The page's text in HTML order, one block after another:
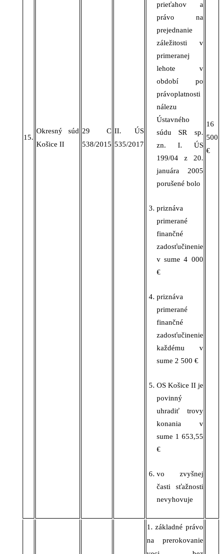
15.
Okresný súd
Košice II
29 C
538/2015
II. ÚS
535/2017
prieťahov a
právo na
prejednanie
záležitosti v
primeranej
lehote v
období po
právoplatnosti
nálezu
Ústavného
súdu SR sp.
zn. I. ÚS
199/04 z 20.
januára 2005
porušené bolo
priznáva
primerané
finančné
zadosťučinenie
v sume4 000
€
priznáva
primerané
finančné
zadosťučinenie
každému v
sume 2 500 €
OS Košice II je
povinný
uhradiť trovy
konania v
sume 1 653,55
€
vo zvyšnej
časti sťažnosti
nevyhovuje
16
500
€
1. základné právo
na prerokovanie